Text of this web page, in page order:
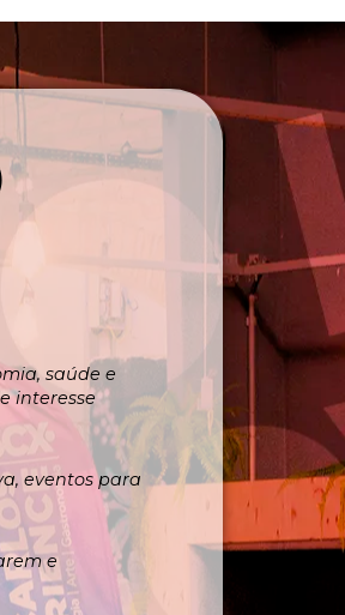
saúde e
interesse
eventos para
e